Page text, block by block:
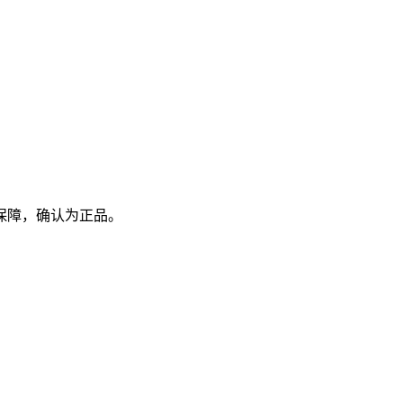
，确认为正品。